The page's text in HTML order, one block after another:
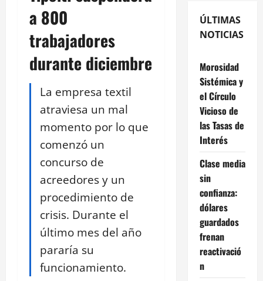
a 800
trabajadores
durante diciembre
La empresa textil
atraviesa un mal
momento por lo que
comenzó un
concurso de
acreedores y un
procedimiento de
crisis. Durante el
último mes del año
pararía su
funcionamiento.
ÚLTIMAS
NOTICIAS
Morosidad
Sistémica y
el Círculo
Vicioso de
las Tasas de
Interés
Clase media
sin
confianza:
dólares
guardados
frenan
reactivació
n